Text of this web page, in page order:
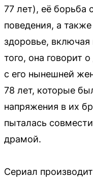
77 лет), её борьба
поведения, а
здоровье,
того, она говорит
с его нынешней
78 лет, которые
напряжения в их
пыталась
драмой.
Сериал